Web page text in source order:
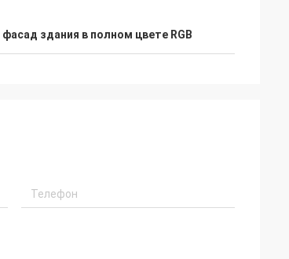
фасад здания в полном цвете RGB